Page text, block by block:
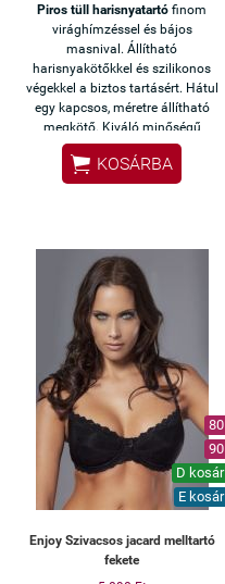
Piros tüll harisnyatartó finom
virághímzéssel és bájos
masnival. Állítható
harisnyakötőkkel és szilikonos
végekkel a biztos tartásért. Hátul
egy kapcsos, méretre állítható
megkötő. Kiváló minőségű
magyar termék.
 KOSÁRBA
80
90
D kosár
E kosár
Enjoy Szivacsos jacard melltartó
fekete